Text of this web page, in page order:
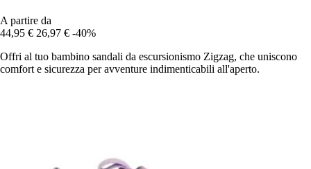
A partire da
44,95 € 26,97 € -40%
Offri al tuo bambino sandali da escursionismo Zigzag, che uniscono
comfort e sicurezza per avventure indimenticabili all'aperto.